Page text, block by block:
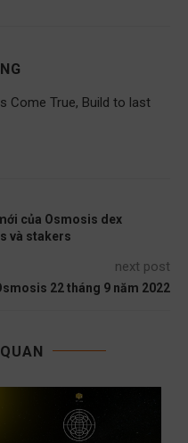
Come True, Build to last
của Osmosis dex
và stakers
next post
22 tháng 9 năm 2022